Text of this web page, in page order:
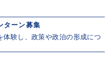
ターン募集
験し、政策や政治の形成につ